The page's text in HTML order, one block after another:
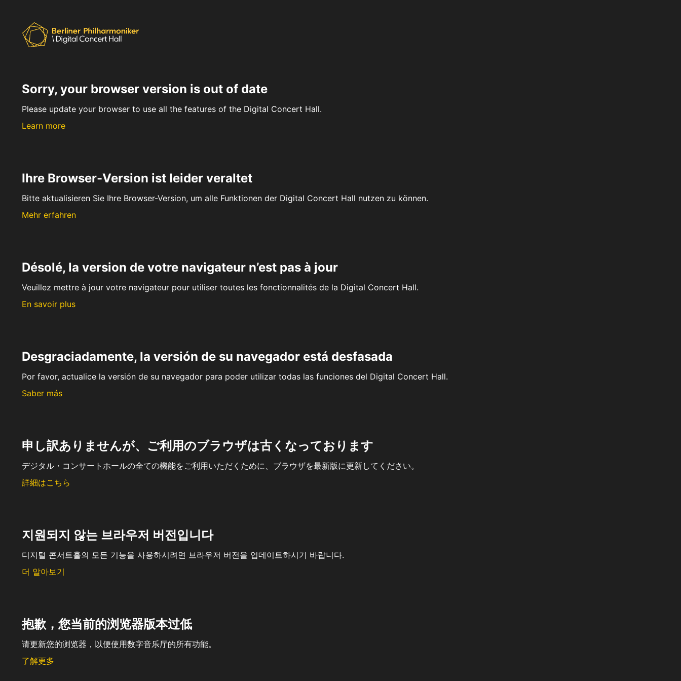
Sorry, your browser version is out of date
Please update your browser to use all the features of the Digital Concert Hall.
Learn more
Ihre Browser-Version ist leider veraltet
Bitte aktualisieren Sie Ihre Browser-Version, um alle Funktionen der Digital Concert Hall nutzen zu können.
Mehr erfahren
Désolé, la version de votre navigateur n’est pas à jour
Veuillez mettre à jour votre navigateur pour utiliser toutes les fonctionnalités de la Digital Concert Hall.
En savoir plus
Desgraciadamente, la versión de su navegador está desfasada
Por favor, actualice la versión de su navegador para poder utilizar todas las funciones del Digital Concert Hall.
Saber más
申し訳ありませんが、ご利用のブラウザは古くなっております
デジタル・コンサートホールの全ての機能をご利用いただくために、ブラウザを最新版に更新してください。
詳細はこちら
지원되지 않는 브라우저 버전입니다
디지털 콘서트홀의 모든 기능을 사용하시려면 브라우저 버전을 업데이트하시기 바랍니다.
더 알아보기
抱歉，您当前的浏览器版本过低
请更新您的浏览器，以便使用数字音乐厅的所有功能。
了解更多